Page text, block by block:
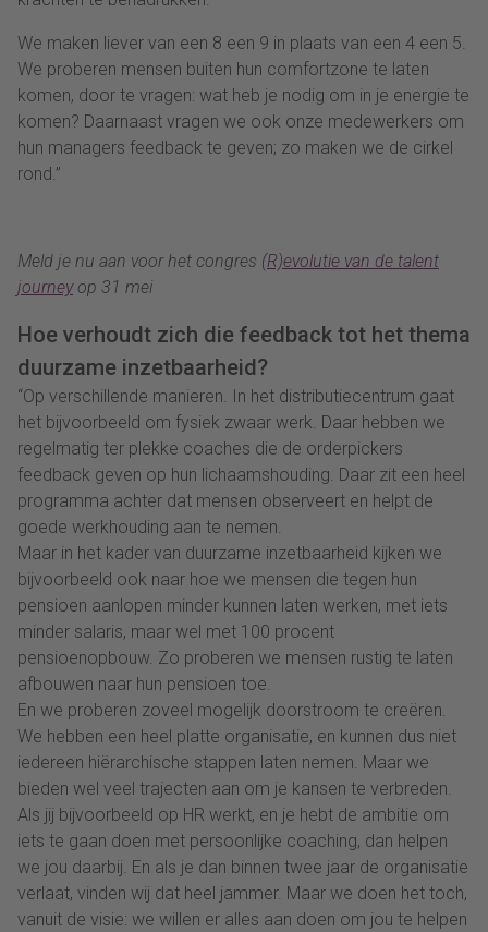
We maken liever van een 8 een 9 in plaats van een 4 een 5.
We proberen mensen buiten hun comfortzone te laten
komen, door te vragen: wat heb je nodig om in je energie te
komen? Daarnaast vragen we ook onze medewerkers om
hun managers feedback te geven; zo maken we de cirkel
rond.”
Meld je nu aan voor het congres (R)evolutie van de talent
journeyop 31 mei
Hoe verhoudt zich die feedback tot het thema
duurzame inzetbaarheid?
“Op verschillende manieren. In het distributiecentrum gaat
het bijvoorbeeld om fysiek zwaar werk. Daar hebben we
regelmatig ter plekke coaches die de orderpickers
feedback geven op hun lichaamshouding. Daar zit een heel
programma achter dat mensen observeert en helpt de
goede werkhouding aan te nemen.
Maar in het kader van duurzame inzetbaarheid kijken we
bijvoorbeeld ook naar hoe we mensen die tegen hun
pensioen aanlopen minder kunnen laten werken, met iets
minder salaris, maar wel met 100 procent
pensioenopbouw. Zo proberen we mensen rustig te laten
afbouwen naar hun pensioen toe.
En we proberen zoveel mogelijk doorstroom te creëren.
We hebben een heel platte organisatie, en kunnen dus niet
iedereen hiërarchische stappen laten nemen. Maar we
bieden wel veel trajecten aan om je kansen te verbreden.
Als jij bijvoorbeeld op HR werkt, en je hebt de ambitie om
iets te gaan doen met persoonlijke coaching, dan helpen
we jou daarbij. En als je dan binnen twee jaar de organisatie
verlaat, vinden wij dat heel jammer. Maar we doen het toch,
vanuit de visie: we willen er alles aan doen om jou te helpen